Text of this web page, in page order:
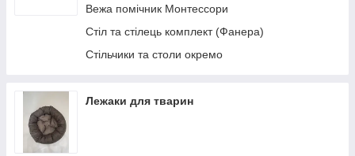
Груша Заєць 160 (3XL)
Хмаріна 85 см (XL)
Хмаріна 100 см (2XL)
Груша Жун 100 (L)
Вежа помічник Монтессори
Стіл та стілець комплект (Фанера)
Стільчики та столи окремо
Лежаки для тварин